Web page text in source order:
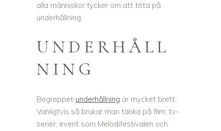
alla människor tycker om att titta på
underhållning.
UNDERHÅLL
NING
Begreppet underhållning är mycket brett.
Vanligtvis så brukar man tänka på film, tv-
serier, event som Melodifestivalen och